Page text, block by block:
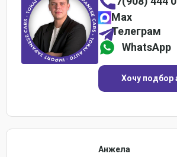
Max
Телеграм
WhatsApp
Хочу подбор
Анжела